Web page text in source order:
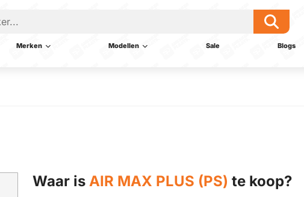
Merken Modellen Sale Blogs
Waar is AIR MAX PLUS (PS) te koop?